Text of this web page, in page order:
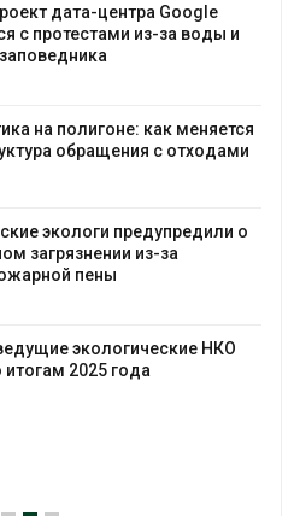
дата-центра Google
с протестами из-за воды и
на полигоне: как меняется
обращения с отходами
экологи предупредили о
загрязнении из-за
пены
экологические НКО
итогам 2025 года